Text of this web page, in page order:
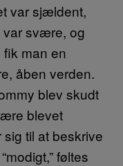
var sjældent,
var svære, og
man en
åben verden.
blev skudt
blevet
til at beskrive
føltes